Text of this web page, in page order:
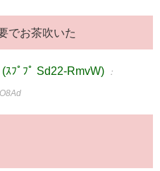
でお茶吹いた
ﾌﾟﾌﾟ Sd22-RmvW) ：